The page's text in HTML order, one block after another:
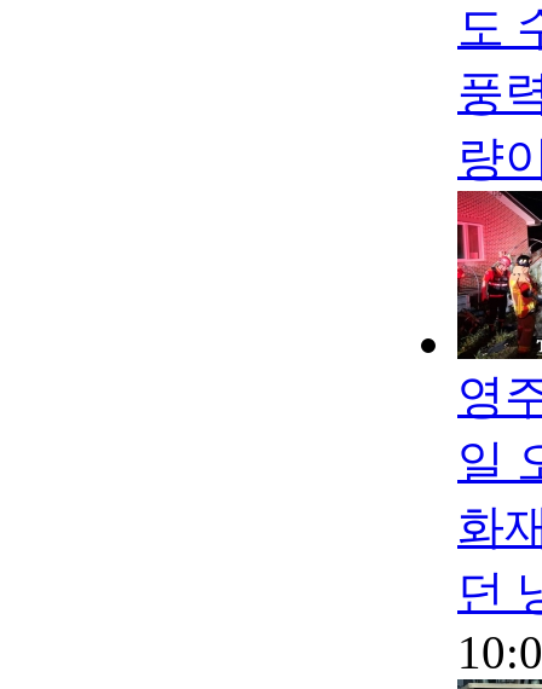
도
풍
량
영
일
화
던